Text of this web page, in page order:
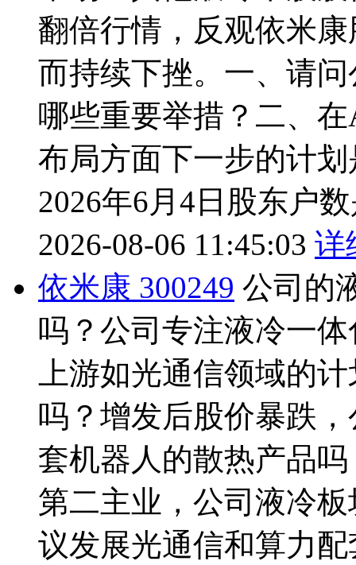
翻倍行情，反观依米
而持续下挫。一、请
哪些重要举措？二、
布局方面下一步的计
2026年6月4日股东户
2026-08-06 11:45:03 详
依米康 300249 公司的
吗？公司专注液冷一
上游如光通信领域的
吗？增发后股价暴跌
套机器人的散热产品
第二主业，公司液冷
议发展光通信和算力